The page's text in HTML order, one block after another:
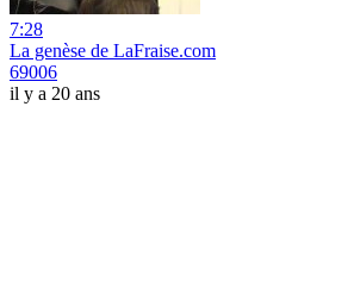
7:28
La genèse de LaFraise.com
69006
il y a 20 ans